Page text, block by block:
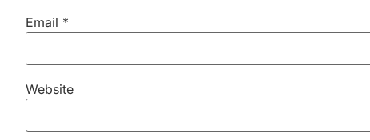
Email *
Website